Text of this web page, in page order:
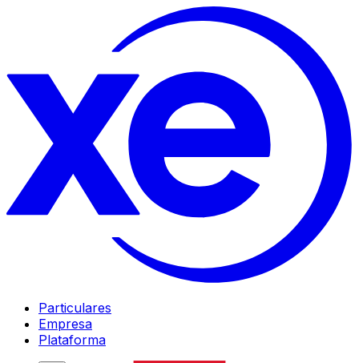
Particulares
Empresa
Plataforma